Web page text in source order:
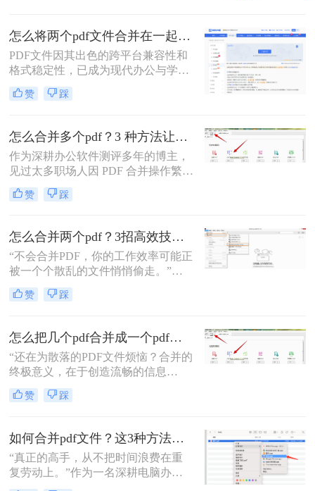
整合为完整文档。
怎么将两个pdf文件合并在一起？五大方法全面解析！
PDF文件因其出色的跨平台兼容性和
格式稳定性，已成为现代办公与学术
交流中不可或缺的文件格式。然而，
当我们面对需要整合多个PDF文档的
任务就成为了一个常见挑战。
赞 踩
怎么合并多个pdf？3 种方法让效率翻倍”！
作为深耕办公软件测评多年的博主，
见过太多职场人因 PDF 合并操作繁
琐、格式错乱、隐私泄露踩坑。其实
选对方法，1 分钟就能搞定多文件合
赞 踩
怎么合并两个pdf？3招高效技巧，让你告别杂乱文档！
“不会合并PDF，你的工作效率可能正
被一个个散乱的文件悄悄偷走。”作
为一名从事电脑办公软件测评多年的
博主，小编经常被粉丝问到：“怎么
背后却藏着效率的巨大分水岭。职场
办公人群和自媒体创作者们，常常陷
入信息碎片化、操作繁琐和安全隐忧
的困境。
赞 踩
怎么把几个pdf合并成一个pdf文件？合并文件的四大高效秘籍，总有一款适合你！
“还在为散落的PDF文件烦恼？合并的
终极意义，在于创造流畅的信息
流。”身为一名深耕电脑办公软件测
评多年的博主，我深知高效处理文档
点。面对数十份零散的PDF——可能
是项目报告的不同章节、分散的合同
附件，或是零散的参考资料
赞 踩
如何合并pdf文件？这3种方法让你效率翻倍！
“真正的高手，从不把时间浪费在重
复劳动上。”作为一名深耕电脑办公
软件测评多年的博主，我深知PDF文